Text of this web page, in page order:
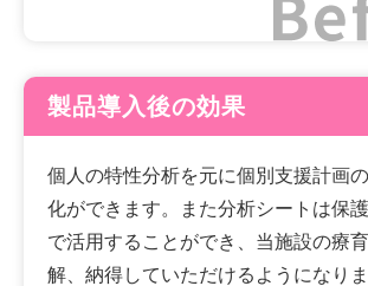
製品導入後の効果
個人の特性分析を元に個別支援計画
化ができます。また分析シートは保
で活用することができ、当施設の療
解、納得していただけるようになりま